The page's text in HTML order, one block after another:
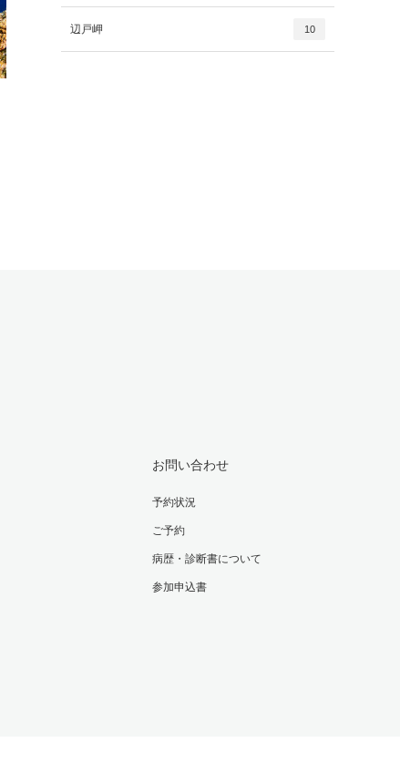
辺戸岬 10
お問い合わせ
予約状況
ご予約
病歴・診断書について
参加申込書